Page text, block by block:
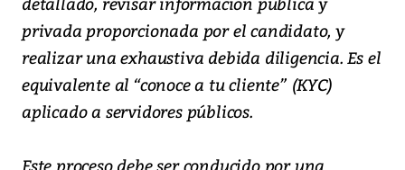
privada proporcionada por el candidato, y
realizar una exhaustiva debida diligencia. Es el
equivalente al “conoce a tu cliente” (KYC)
aplicado a servidores públicos.
Este proceso debe ser conducido por una